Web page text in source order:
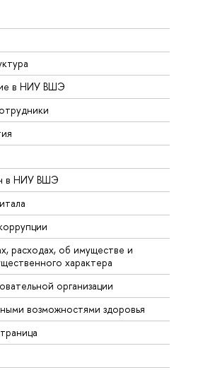
в НИУ ВШЭ
в НИУ ВШЭ
расходах, об имуществе и
характера
организации
возможностями здоровья